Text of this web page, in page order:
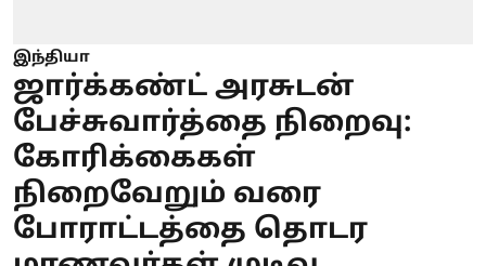
இந்தியா
ஜார்க்கண்ட் அரசுடன்
பேச்சுவார்த்தை நிறைவு:
கோரிக்கைகள்
நிறைவேறும் வரை
போராட்டத்தை தொடர